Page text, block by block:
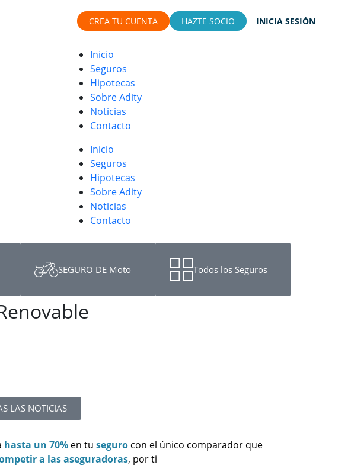
CREA TU CUENTA HAZTE SOCIO INICIA SESIÓN
Inicio
Seguros
Hipotecas
Sobre Adity
Noticias
Contacto
Inicio
Seguros
Hipotecas
Sobre Adity
Noticias
Contacto
SEGURO DE Moto Todos los Seguros
LAS NOTICIAS
hasta un 70% en tu seguro con el único comparador que
a las aseguradoras, por ti